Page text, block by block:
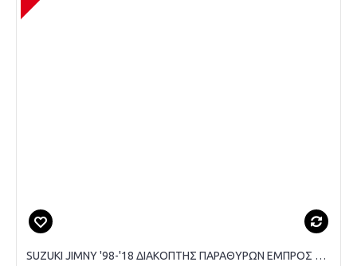
SUZUKI JIMNY '98-'18 ΔΙΑΚΟΠΤΗΣ ΠΑΡΑΘΥΡΩΝ ΕΜΠΡΟΣ ΔΙΠΛΟΣ 7PIN ΓΚΡΙ - ΟΔΗΓΟΥ